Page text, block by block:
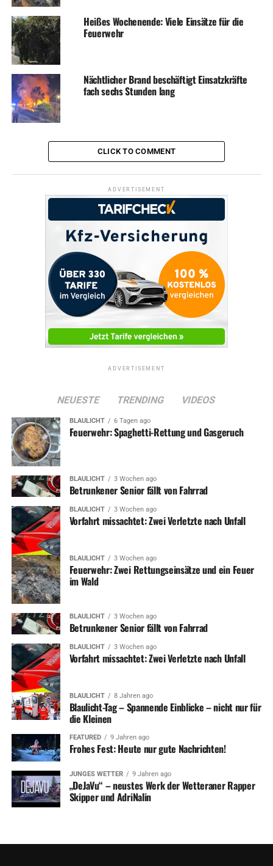
Heißes Wochenende: Viele Einsätze für die
Feuerwehr
Nächtlicher Brand beschäftigt Einsatzkräfte
fach sechs Stunden lang
CLICK TO COMMENT
ADVERTISEMENT
ADVERTISEMENT
NEUESTE TRENDING VIDEOS
BLAULICHT 6 Tagen ago
Feuerwehr: Spaghetti-Rettung und Gasgeruch
BLAULICHT 3 Wochen ago
Betrunkener Senior fällt von Fahrrad
BLAULICHT 3 Wochen ago
Vorfahrt missachtet: Zwei Verletzte nach Unfall
BLAULICHT 3 Wochen ago
Feuerwehr: Zwei Rettungseinsätze und ein Feuer
im Wald
BLAULICHT 3 Wochen ago
Betrunkener Senior fällt von Fahrrad
BLAULICHT 3 Wochen ago
Vorfahrt missachtet: Zwei Verletzte nach Unfall
BLAULICHT 8 Jahren ago
Blaulicht-Tag – Spannende Einblicke – nicht nur für
die Kleinen
FEATURED 9 Jahren ago
Frohes Fest: Heute nur gute Nachrichten!
JUNGES WETTER 9 Jahren ago
„DeJaVu“ – neustes Werk der Wetteraner Rapper
Skipper und AdriNalin